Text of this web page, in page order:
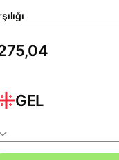
GEL